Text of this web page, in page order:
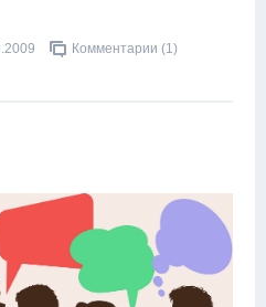
Комментарии (1)